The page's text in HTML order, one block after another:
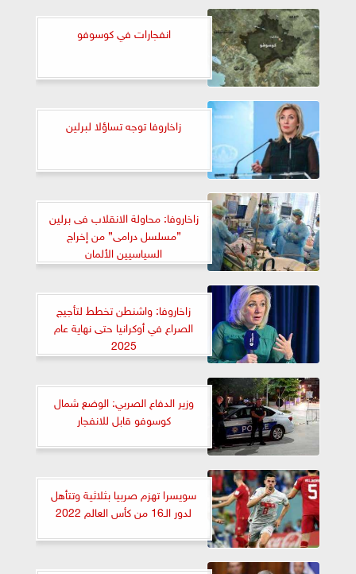
انفجارات في كوسوفو
زاخاروفا توجه تساؤلا لبرلين
زاخاروفا: محاولة الانقلاب فى برلين
”مسلسل درامى” من إخراج
السياسيين الألمان
زاخاروفا: واشنطن تخطط لتأجيج
الصراع في أوكرانيا حتى نهاية عام
2025
وزير الدفاع الصربي: الوضع شمال
كوسوفو قابل للانفجار
سويسرا تهزم صربيا بثلاثية وتتأهل
لدور الـ16 من كأس العالم 2022